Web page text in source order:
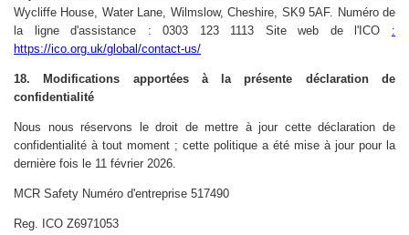
Wycliffe House, Water Lane, Wilmslow, Cheshire, SK9 5AF. Numéro de
la ligne d'assistance : 0303 123 1113 Site web de l'ICO :
https://ico.org.uk/global/contact-us/
18. Modifications apportées à la présente déclaration de
confidentialité
Nous nous réservons le droit de mettre à jour cette déclaration de
confidentialité à tout moment ; cette politique a été mise à jour pour la
dernière fois le 11 février 2026.
MCR Safety Numéro d'entreprise 517490
Reg. ICO Z6971053